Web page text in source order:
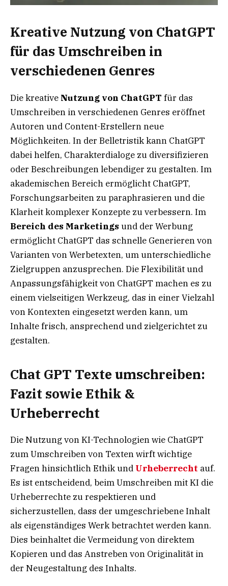
Kreative Nutzung von ChatGPT
für das Umschreiben in
verschiedenen Genres
Die kreative Nutzung von ChatGPT für das
Umschreiben in verschiedenen Genres eröffnet
Autoren und Content-Erstellern neue
Möglichkeiten. In der Belletristik kann ChatGPT
dabei helfen, Charakterdialoge zu diversifizieren
oder Beschreibungen lebendiger zu gestalten. Im
akademischen Bereich ermöglicht ChatGPT,
Forschungsarbeiten zu paraphrasieren und die
Klarheit komplexer Konzepte zu verbessern. Im
Bereich des Marketings und der Werbung
ermöglicht ChatGPT das schnelle Generieren von
Varianten von Werbetexten, um unterschiedliche
Zielgruppen anzusprechen. Die Flexibilität und
Anpassungsfähigkeit von ChatGPT machen es zu
einem vielseitigen Werkzeug, das in einer Vielzahl
von Kontexten eingesetzt werden kann, um
Inhalte frisch, ansprechend und zielgerichtet zu
gestalten.
Chat GPT Texte umschreiben:
Fazit sowie Ethik &
Urheberrecht
Die Nutzung von KI-Technologien wie ChatGPT
zum Umschreiben von Texten wirft wichtige
Fragen hinsichtlich Ethik und Urheberrecht auf.
Es ist entscheidend, beim Umschreiben mit KI die
Urheberrechte zu respektieren und
sicherzustellen, dass der umgeschriebene Inhalt
als eigenständiges Werk betrachtet werden kann.
Dies beinhaltet die Vermeidung von direktem
Kopieren und das Anstreben von Originalität in
der Neugestaltung des Inhalts.